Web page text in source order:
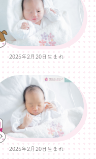
2025年2月20日生まれ
2025年2月20日生まれ